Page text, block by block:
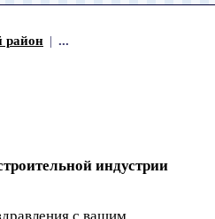
район | ...
индустрии